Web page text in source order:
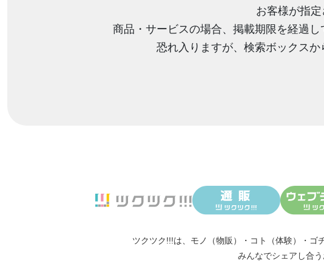
お客様が指定
商品・サービスの場合、掲載期限を経過
恐れ入りますが、検索ボックス
ツクツク!!!は、 モノ（物販） ・ コト（体験） ・ ゴ
みんなでシェアし合う